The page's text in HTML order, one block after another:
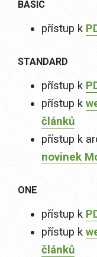
BASIC
přístup k
STANDARD
přístup k
přístup k
článků
přístup k
novinek
ONE
přístup k
přístup k
článků